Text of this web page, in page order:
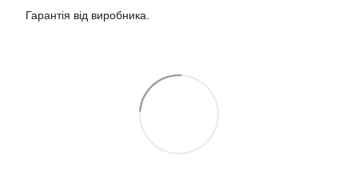
Гарантія від виробника.